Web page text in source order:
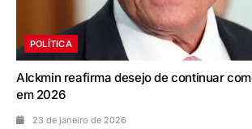
POLÍTICA
Alckmin reafirma desejo de continuar
em 2026
23 de janeiro de 2026